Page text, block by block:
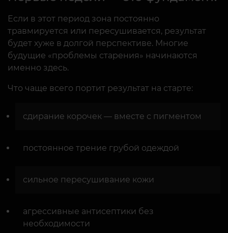
Если в этот период зона постоянно
травмируется или пересушивается, результат
будет хуже в долгой перспективе. Многие
будущие «проблемы старения» начинаются
именно здесь.
Что чаще всего портит результат на старте:
сдирание корочек — вместе с пигментом
постоянное трение грубой одеждой
сильное пересушивание кожи
агрессивные антисептики без
необходимости